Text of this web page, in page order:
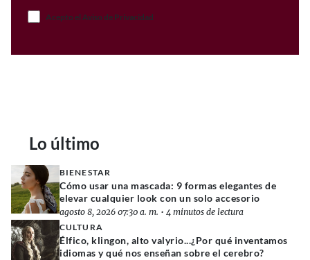
Acepto el Aviso de Privacidad
Lo último
BIENESTAR
Cómo usar una mascada: 9 formas elegantes de
elevar cualquier look con un solo accesorio
agosto 8, 2026 07:30 a. m. • 4 minutos de lectura
CULTURA
Élfico, klingon, alto valyrio...¿Por qué inventamos
idiomas y qué nos enseñan sobre el cerebro?